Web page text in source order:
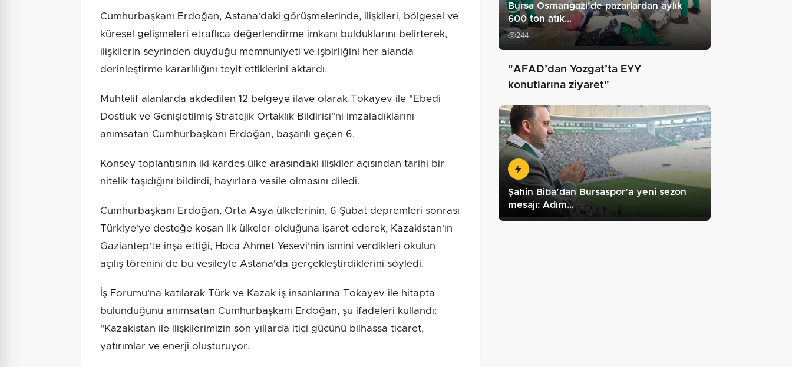
Cumhurbaşkanı Erdoğan, Astana'daki görüşmelerinde, ilişkileri, bölgesel ve
küresel gelişmeleri etraflıca değerlendirme imkanı bulduklarını belirterek,
ilişkilerin seyrinden duyduğu memnuniyeti ve işbirliğini her alanda
derinleştirme kararlılığını teyit ettiklerini aktardı.
Muhtelif alanlarda akdedilen 12 belgeye ilave olarak Tokayev ile "Ebedi
Dostluk ve Genişletilmiş Stratejik Ortaklık Bildirisi"ni imzaladıklarını
anımsatan Cumhurbaşkanı Erdoğan, başarılı geçen 6.
Konsey toplantısının iki kardeş ülke arasındaki ilişkiler açısından tarihi bir
nitelik taşıdığını bildirdi, hayırlara vesile olmasını diledi.
Cumhurbaşkanı Erdoğan, Orta Asya ülkelerinin, 6 Şubat depremleri sonrası
Türkiye'ye desteğe koşan ilk ülkeler olduğuna işaret ederek, Kazakistan'ın
Gaziantep'te inşa ettiği, Hoca Ahmet Yesevi'nin ismini verdikleri okulun
açılış törenini de bu vesileyle Astana'da gerçekleştirdiklerini söyledi.
İş Forumu'na katılarak Türk ve Kazak iş insanlarına Tokayev ile hitapta
bulunduğunu anımsatan Cumhurbaşkanı Erdoğan, şu ifadeleri kullandı:
"Kazakistan ile ilişkilerimizin son yıllarda itici gücünü bilhassa ticaret,
yatırımlar ve enerji oluşturuyor.
Bursa Osmangazi’de pazarlardan aylık
600 ton atık…
244
"AFAD’dan Yozgat’ta EYY
konutlarına ziyaret"
Şahin Biba’dan Bursaspor’a yeni sezon
mesajı: Adım…